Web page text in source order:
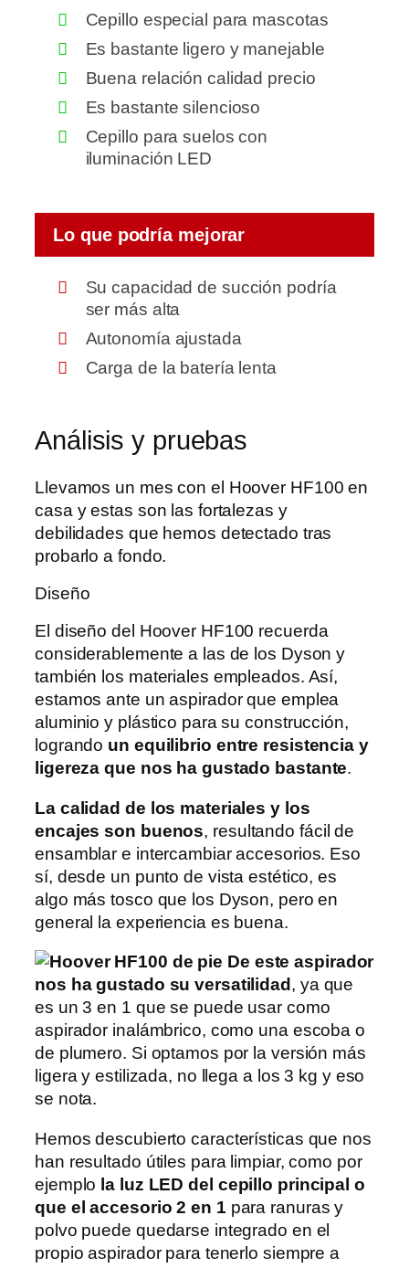
Cepillo especial para mascotas
Es bastante ligero y manejable
Buena relación calidad precio
Es bastante silencioso
Cepillo para suelos con
iluminación LED
Lo que podría mejorar
Su capacidad de succión podría
ser más alta
Autonomía ajustada
Carga de la batería lenta
Análisis y pruebas
Llevamos un mes con el Hoover HF100 en
casa y estas son las fortalezas y
debilidades que hemos detectado tras
probarlo a fondo.
Diseño
El diseño del Hoover HF100 recuerda
considerablemente a las de los Dyson y
también los materiales empleados. Así,
estamos ante un aspirador que emplea
aluminio y plástico para su construcción,
logrando un equilibrio entre resistencia y
ligereza que nos ha gustado bastante.
La calidad de los materiales y los
encajes son buenos, resultando fácil de
ensamblar e intercambiar accesorios. Eso
sí, desde un punto de vista estético, es
algo más tosco que los Dyson, pero en
general la experiencia es buena.
De este aspirador
nos ha gustado su versatilidad , ya que
es un 3 en 1 que se puede usar como
aspirador inalámbrico, como una escoba o
de plumero. Si optamos por la versión más
ligera y estilizada, no llega a los 3 kg y eso
se nota.
Hemos descubierto características que nos
han resultado útiles para limpiar, como por
ejemplo la luz LED del cepillo principal o
que el accesorio 2 en 1 para ranuras y
polvo puede quedarse integrado en el
propio aspirador para tenerlo siempre a